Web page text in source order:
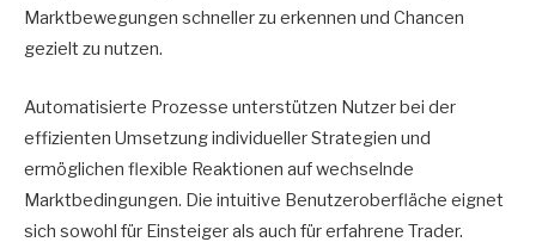
Marktbewegungen schneller zu erkennen und Chancen
gezielt zu nutzen.
Automatisierte Prozesse unterstützen Nutzer bei der
effizienten Umsetzung individueller Strategien und
ermöglichen flexible Reaktionen auf wechselnde
Marktbedingungen. Die intuitive Benutzeroberfläche eignet
sich sowohl für Einsteiger als auch für erfahrene Trader.